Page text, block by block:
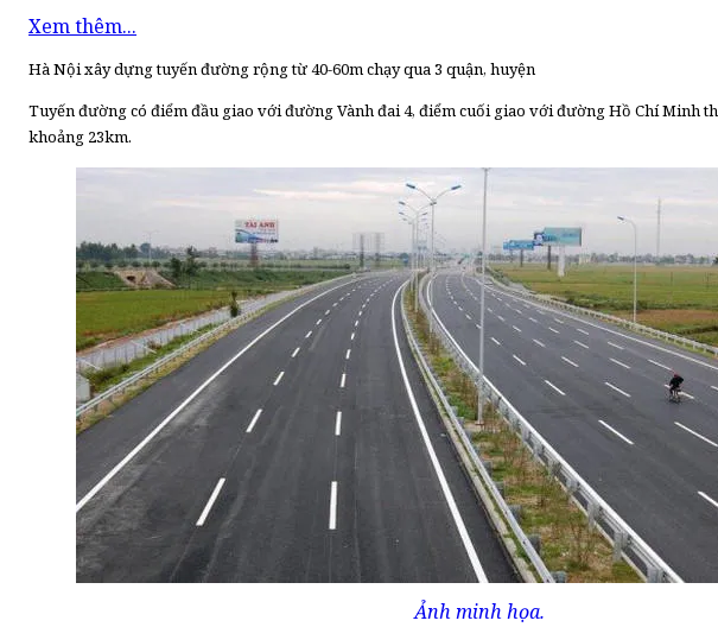
Xem thêm...
Hà Nội xây dựng tuyến đường rộng từ 40-60m chạy qua 3 quận, huyện
Tuyến đường có điểm đầu giao với đường Vành đai 4, điểm cuối giao với đường Hồ Chí Minh
khoảng 23km.
Ảnh minh họa.